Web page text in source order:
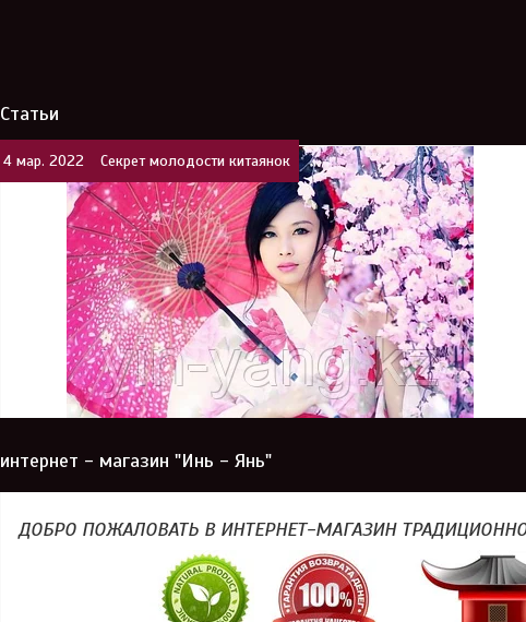
Статьи
4 мар. 2022 Секрет молодости китаянок
интернет - магазин "Инь - Янь"
ДОБРО ПОЖАЛОВАТЬ В ИНТЕРНЕТ-МАГАЗИН